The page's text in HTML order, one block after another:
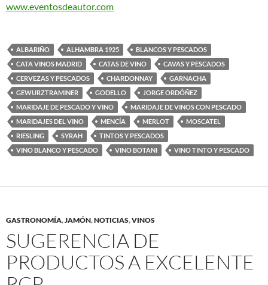
www.eventosdeautor.com
ALBARIÑO ALHAMBRA 1925
BLANCOS Y PESCADOS
CATA VINOS MADRID
CATAS DE VINO
CAVAS Y PESCADOS
CERVEZAS Y PESCADOS
CHARDONNAY
GARNACHA
GEWURZTRAMINER
GODELLO
JORGE ORDÓÑEZ
MARIDAJE DE PESCADO Y VINO
MARIDAJE DE VINOS CON PESCADO
MARIDAJES DEL VINO
MENCÍA MERLOT
MOSCATEL
RIESLING
SYRAH
TINTOS Y PESCADOS
VINO BLANCO Y PESCADO
VINO BOTANI VINO TINTO Y PESCADO
GASTRONOMÍA,JAMÓN,NOTICIAS,VINOS
SUGERENCIA DE
PRODUCTOS A EXCELENTE